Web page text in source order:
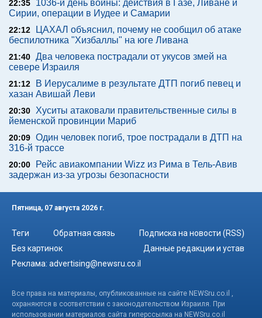
22:35
1036-й день войны: действия в Газе, Ливане и
Сирии, операции в Иудее и Самарии
22:12
ЦАХАЛ объяснил, почему не сообщил об атаке
беспилотника "Хизбаллы" на юге Ливана
21:40 Два человека пострадали от укусов змей на
севере Израиля
21:12
В Иерусалиме в результате ДТП погиб певец и
хазан Авишай Леви
20:30 Хуситы атаковали правительственные силы в
йеменской провинции Мариб
20:09 Один человек погиб, трое пострадали в ДТП на
316-й трассе
20:00
Рейс авиакомпании Wizz из Рима в Тель-Авив
задержан из-за угрозы безопасности
Пятница, 07 августа 2026 г.
Теги Обратная связь
Подписка на новости (RSS)
Без картинок
Данные редакции и устав
Реклама: advertising@newsru.co.il
Все права на материалы, опубликованные на сайте NEWSru.co.il ,
охраняются в соответствии с законодательством Израиля. При
использовании материалов сайта гиперссылка на NEWSru.co.il